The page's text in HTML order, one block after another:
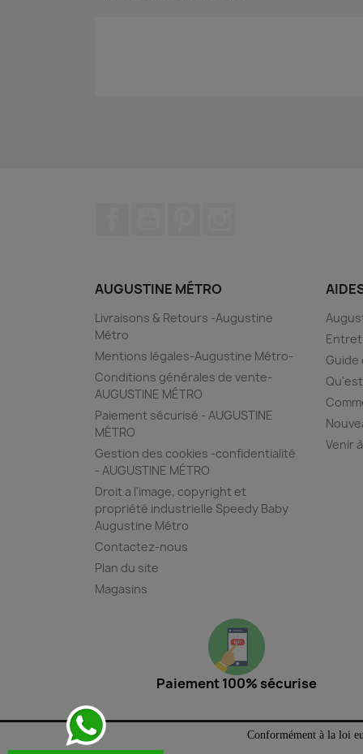
Conformément à la loi
AUGUSTINE MÉTRO
Livraisons & Retours -Augustine
Métro
Mentions légales-Augustine Métro-
Conditions générales de vente-
AUGUSTINE MÉTRO
Paiement sécurisé - AUGUSTINE
MÉTRO
Gestion des cookies -confidentialité
- AUGUSTINE MÉTRO
Droit a l'image, copyright et
propriété industrielle Speedy Baby
Augustine Métro
Contactez-nous
Plan du site
Magasins
Guide
Venir
Paiement 100% sécurise
Créateur de vêtements artisanaux Styliste et créateur